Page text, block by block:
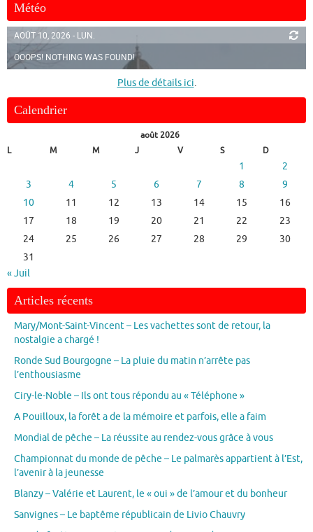
Météo
AOÛT 10, 2026 - LUN.
OOOPS! NOTHING WAS FOUND!
Plus de détails ici.
Calendrier
août 2026
L
M M J V S D
1
2
3
4 5 6 7 8
9
10
11 12 13 14 15
16
17
18 19 20 21 22
23
24
25 26 27 28 29
30
31
« Juil
Articles récents
Mary/Mont-Saint-Vincent – Les vachettes sont de retour, la
nostalgie a chargé !
Ronde Sud Bourgogne – La pluie du matin n’arrête pas
l’enthousiasme
Ciry-le-Noble – Ils ont tous répondu au « Téléphone »
A Pouilloux, la forêt a de la mémoire et parfois, elle a faim
Mondial de pêche – La réussite au rendez-vous grâce à vous
Championnat du monde de pêche – Le palmarès appartient à l’Est,
l’avenir à la jeunesse
Blanzy – Valérie et Laurent, le « oui » de l’amour et du bonheur
Sanvignes – Le baptême républicain de Livio Chauvry